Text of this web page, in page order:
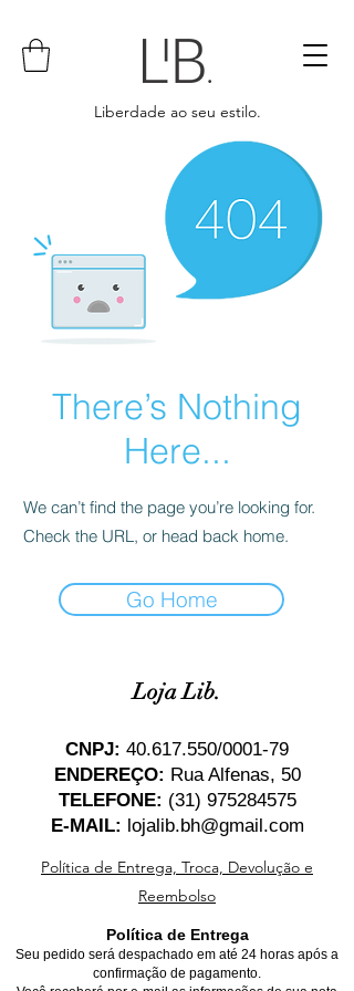
Liberdade ao seu estilo.
There’s Nothing
Here...
We can’t find the page you’re looking for.
Check the URL, or head back home.
Go Home
Loja Lib.
CNPJ: 40.617.550/0001-79
ENDEREÇO: Rua Alfenas, 50
TELEFONE: (31) 975284575
E-MAIL: lojalib.bh@gmail.com
Política de Entrega, Troca, Devolução e
Reembolso
Política de Entrega
Seu pedido será despachado em até 24 horas após a
confirmação de pagamento.